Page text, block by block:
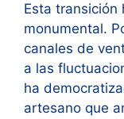
Esta transición
monumental.
canales de
a las
ha
artesano que